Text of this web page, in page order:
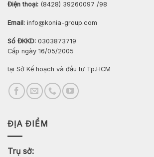
Điện thoại: (8428) 39260097 /98
Email: info@konia-group.com
Số ĐKKD: 0303873719
Cấp ngày 16/05/2005
tại Sở Kế hoạch và đầu tư Tp.HCM
ĐỊA ĐIỂM
Trụ sở: